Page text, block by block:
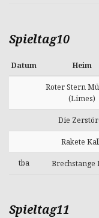
Spieltag10
Datum Heim
Roter Stern
(Limes)
Die
Rakete
tba Brechstange
Spieltag11